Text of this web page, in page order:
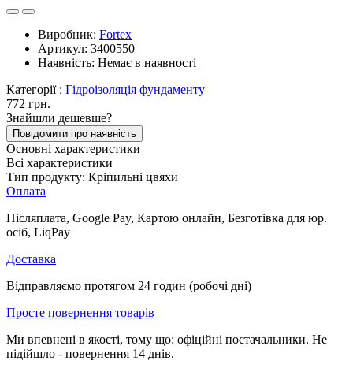
Виробник: Fortex
Артикул: 3400550
Наявність: Немає в наявності
Категорії : Гідроізоляція фундаменту
772 грн.
Знайшли дешевше?
Повідомити про наявність
Основні характеристики
Всі характеристики
Тип продукту: Кріпильні цвяхи
Оплата
Післяплата, Google Pay, Картою онлайн, Безготівка для юр.
осіб, LiqPay
Доставка
Відправляємо протягом 24 годин (робочі дні)
Просте повернення товарів
Ми впевнені в якості, тому що: офіційні постачальники. Не
підійшло - повернення 14 днів.